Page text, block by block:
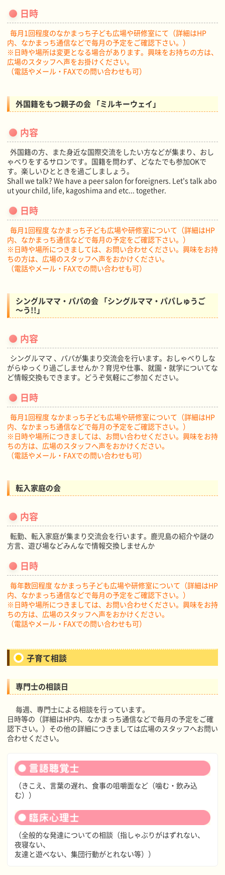
日時
毎月1回程度のなかまっち子ども広場や研修室にて（詳細はHP
内、なかまっち通信などで毎月の予定をご確認下さい。）
※日時や場所は変更となる場合があります。興味をお持ちの方は、
広場のスタッフへ声をお掛けください。
（電話やメール・FAXでの問い合わせも可）
外国籍をもつ親子の会 「ミルキーウェイ」
内容
外国籍の方、また身近な国際交流をしたい方などが集まり、おし
ゃべりをするサロンです。国籍を問わず、どなたでも参加OKで
す。楽しいひとときを過ごしましょう。
Shall we talk? We have a peer salon for foreigners. Let's talk abo
ut your child, life, kagoshima and etc... together.
日時
毎月1回程度 なかまっち子ども広場や研修室について（詳細はHP
内、なかまっち通信などで毎月の予定をご確認下さい。）
※日時や場所につきましては、お問い合わせください。興味をお持
ちの方は、広場のスタッフへ声をおかけください。
（電話やメール・FAXでの問い合わせも可）
シングルママ・パパの会 「シングルママ・パパしゅうご
～う!!」
内容
シングルママ 、パパが集まり交流会を行います。おしゃべりしな
がらゆっくり過ごしませんか？育児や仕事、就園・就学についてな
ど情報交換もできます。どうぞ気軽にご参加ください。
日時
毎月1回程度 なかまっち子ども広場や研修室について（詳細はHP
内、なかまっち通信などで毎月の予定をご確認下さい。）
※日時や場所につきましては、お問い合わせください。興味をお持
ちの方は、広場のスタッフへ声をおかけください。
（電話やメール・FAXでの問い合わせも可）
転入家庭の会
内容
転勤、転入家庭が集まり交流会を行います。鹿児島の紹介や謎の
方言、遊び場などみんなで情報交換しませんか
日時
毎年数回程度 なかまっち子ども広場や研修室について（詳細はHP
内、なかまっち通信などで毎月の予定をご確認下さい。）
※日時や場所につきましては、お問い合わせください。興味をお持
ちの方は、広場のスタッフへ声をおかけください。
（電話やメール・FAXでの問い合わせも可）
子育て相談
専門士の相談日
毎週、専門士による相談を行っています。
日時等の（詳細はHP内、なかまっち通信などで毎月の予定をご確
認下さい。）その他の詳細につきましては広場のスタッフへお問い
合わせください。
（きこえ、言葉の遅れ、食事の咀嚼面など（噛む・飲み込
む））
（全般的な発達についての相談（指しゃぶりがはずれない、
夜寝ない、
友達と遊べない、集団行動がとれない等））